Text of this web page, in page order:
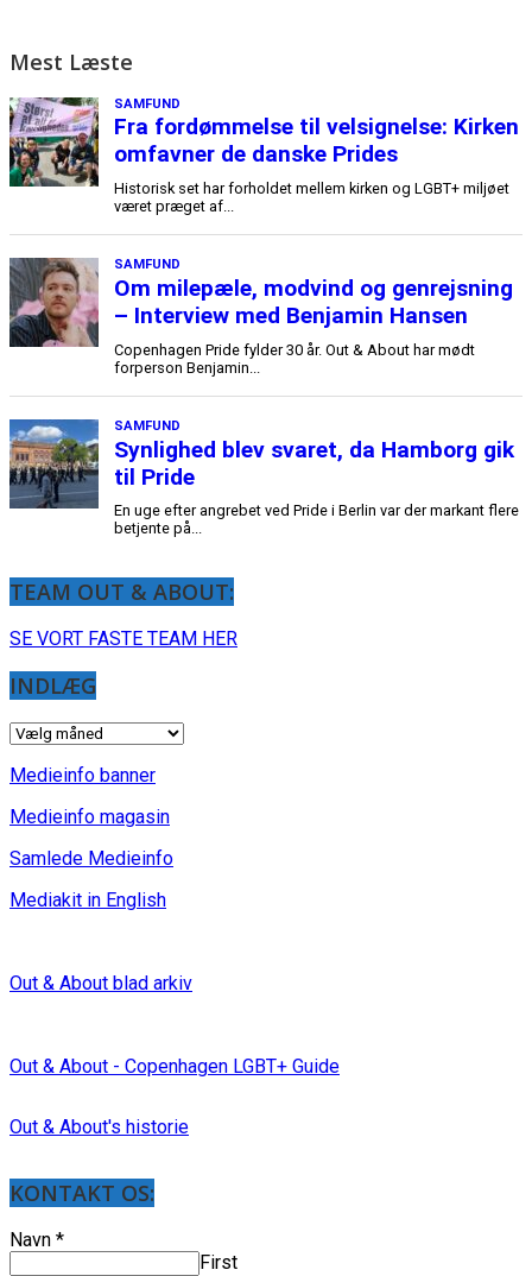
Mest Læste
TEAM OUT & ABOUT:
SE VORT FASTE TEAM HER
INDLÆG
INDLÆG
Medieinfo banner
Medieinfo magasin
Samlede Medieinfo
Mediakit in English
Out & About blad arkiv
Out & About - Copenhagen LGBT+ Guide
Out & About's historie
KONTAKT OS:
Navn *
First